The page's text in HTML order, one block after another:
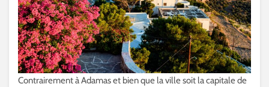
Contrairement à Adamas et bien que la ville soit la capitale de